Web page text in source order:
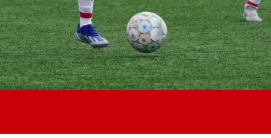
Jong AZ
Seizoenkaart